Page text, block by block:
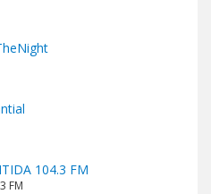
104.3 FM
FM